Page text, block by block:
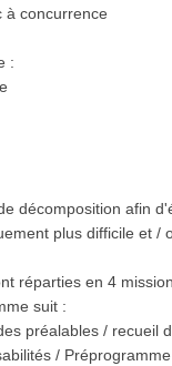
à concurrence
:
décomposition afin
plus difficile et /
réparties en 4
suit :
préalables / recueil
/